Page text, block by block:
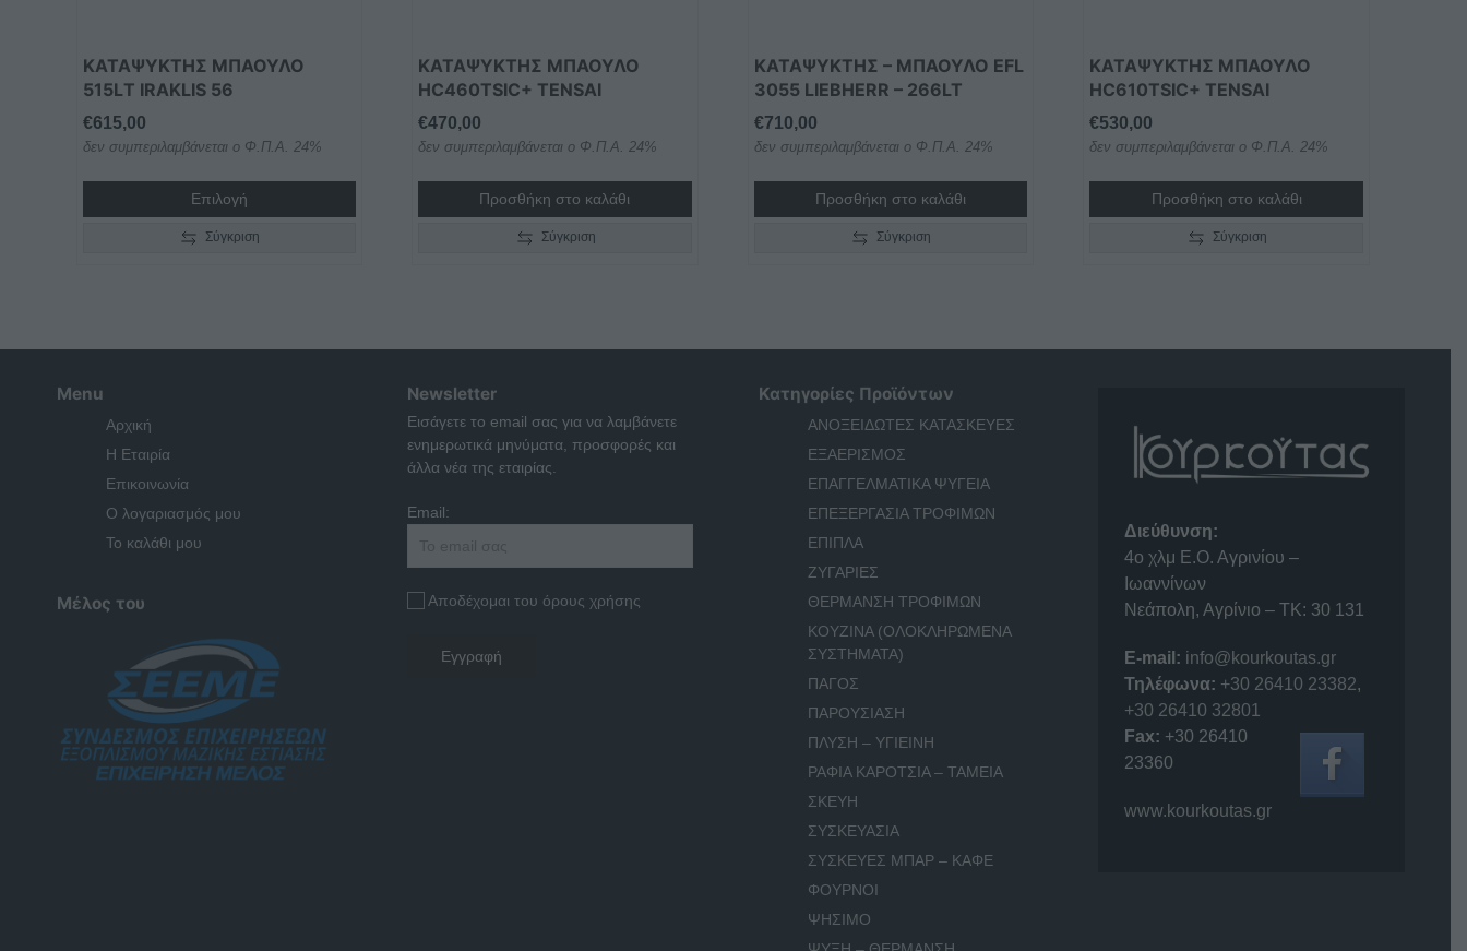
ΚΑΤΑΨΥΚΤΗΣ ΜΠΑΟΥΛΟ
515LΤ IRAKLIS 56
€615,00
δεν συμπεριλαμβάνεται ο Φ.Π.Α. 24%
Επιλογή
Σύγκριση
ΚΑΤΑΨΥΚΤΗΣ ΜΠΑΟΥΛΟ
HC460TSIC+ TENSAI
€470,00
δεν συμπεριλαμβάνεται ο Φ.Π.Α. 24%
Προσθήκη στο καλάθι
Σύγκριση
ΚΑΤΑΨΎΚΤΗΣ – ΜΠΑΟΎΛΟ EFL
3055 LIEBHERR – 266LT
€710,00
δεν συμπεριλαμβάνεται ο Φ.Π.Α. 24%
Προσθήκη στο καλάθι
Σύγκριση
ΚΑΤΑΨΥΚΤΗΣ ΜΠΑΟΥΛΟ
HC610TSIC+ TENSAI
€530,00
δεν συμπεριλαμβάνεται ο Φ.Π.Α. 24%
Προσθήκη στο καλάθι
Σύγκριση
Menu
Αρχική
Η Εταιρία
Επικοινωνία
Ο λογαριασμός μου
Το καλάθι μου
Μέλος του
Newsletter
Εισάγετε το email σας για να λαμβάνετε
ενημερωτικά μηνύματα, προσφορές και
άλλα νέα της εταιρίας.
Email:
Αποδέχομαι του όρους χρήσης
Κατηγορίες Προϊόντων
ΑΝΟΞΕΙΔΩΤΕΣ ΚΑΤΑΣΚΕΥΕΣ
ΕΞΑΕΡΙΣΜΟΣ
ΕΠΑΓΓΕΛΜΑΤΙΚΑ ΨΥΓΕΙΑ
ΕΠΕΞΕΡΓΑΣΙΑ ΤΡΟΦΙΜΩΝ
ΕΠΙΠΛΑ
ΖΥΓΑΡΙΕΣ
ΘΕΡΜΑΝΣΗ ΤΡΟΦΙΜΩΝ
ΚΟΥΖΙΝΑ (ΟΛΟΚΛΗΡΩΜΕΝΑ
ΣΥΣΤΗΜΑΤΑ)
ΠΑΓΟΣ
ΠΑΡΟΥΣΙΑΣΗ
ΠΛΥΣΗ – ΥΓΙΕΙΝΗ
ΡΑΦΙΑ ΚΑΡΟΤΣΙΑ – ΤΑΜΕΙΑ
ΣΚΕΥΗ
ΣΥΣΚΕΥΑΣΙΑ
ΣΥΣΚΕΥΕΣ ΜΠΑΡ – ΚΑΦΕ
ΦΟΥΡΝΟΙ
ΨΗΣΙΜΟ
Διεύθυνση:
4o χλμ Ε.Ο. Αγρινίου –
Ιωαννίνων
Νεάπολη, Αγρίνιο – ΤΚ: 30 131
E-mail: info@kourkoutas.gr
Τηλέφωνα: +30 26410 23382,
+30 26410 32801
Fax: +30 26410
23360
www.kourkoutas.gr